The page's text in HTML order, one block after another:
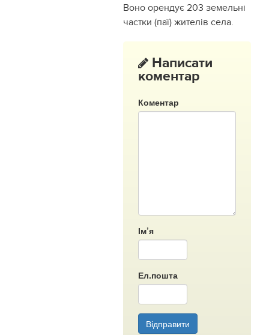
Воно орендує 203 земельні
частки (паї) жителів села.
Написати
коментар
Коментар
Ім’я
Ел.пошта
Відправити